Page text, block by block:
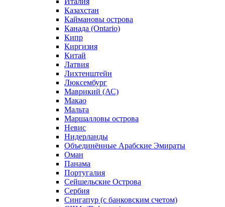
Казахстан
Каймановы острова
Канада (Ontario)
Кипр
Киргизия
Китай
Латвия
Лихтенштейн
Люксембург
Маврикий (АС)
Макао
Мальта
Маршалловы острова
Нeвис
Нидерланды
Объединённые Арабские Эмираты
Оман
Панама
Португалия
Сейшельские Острова
Сербия
Сингапур (c банковским счетом)